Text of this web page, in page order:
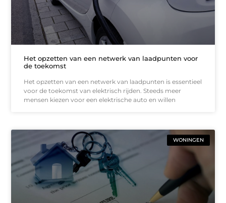
Het opzetten van een netwerk van laadpunten voor
de toekomst
Het opzetten van een netwerk van laadpunten is essentieel
voor de toekomst van elektrisch rijden. Steeds meer
mensen kiezen voor een elektrische auto en willen
WONINGEN